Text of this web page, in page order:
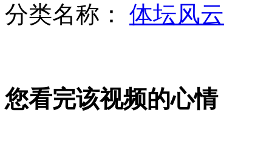
3岁女孩遭外婆虐待 惨变皮包骨
分类名称： 体坛风云
您看完该视频的心情